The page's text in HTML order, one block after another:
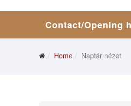
Contact/Opening
Home Naptár nézet